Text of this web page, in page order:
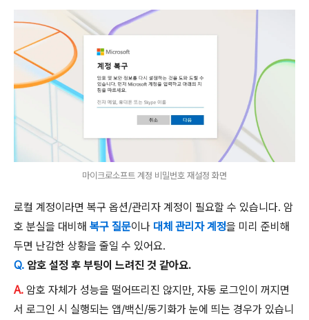
마이크로소프트 계정 비밀번호 재설정 화면
로컬 계정이라면 복구 옵션/관리자 계정이 필요할 수 있습니다. 암
호 분실을 대비해 복구 질문이나 대체 관리자 계정을 미리 준비해
두면 난감한 상황을 줄일 수 있어요.
Q. 암호 설정 후 부팅이 느려진 것 같아요.
A. 암호 자체가 성능을 떨어뜨리진 않지만, 자동 로그인이 꺼지면
서 로그인 시 실행되는 앱/백신/동기화가 눈에 띄는 경우가 있습니